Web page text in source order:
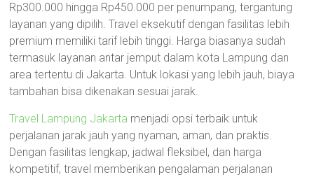
Rp300.000 hingga Rp450.000 per penumpang, tergantung
layanan yang dipilih. Travel eksekutif dengan fasilitas lebih
premium memiliki tarif lebih tinggi. Harga biasanya sudah
termasuk layanan antar jemput dalam kota Lampung dan
area tertentu di Jakarta. Untuk lokasi yang lebih jauh, biaya
tambahan bisa dikenakan sesuai jarak.
Travel Lampung Jakarta menjadi opsi terbaik untuk
perjalanan jarak jauh yang nyaman, aman, dan praktis.
Dengan fasilitas lengkap, jadwal fleksibel, dan harga
kompetitif, travel memberikan pengalaman perjalanan